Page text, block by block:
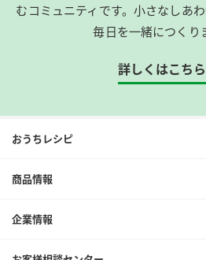
むコミュニティです。​小さなしあ
毎日を一緒につくり
詳しくはこちら
おうちレシピ
商品情報
企業情報